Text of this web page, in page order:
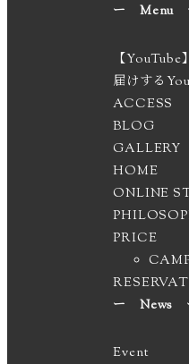
ー Menu
【YouTube
届けする
ACCESS
BLOG
GALLERY
HOME
ONLINE
PRICE
ー News
Event